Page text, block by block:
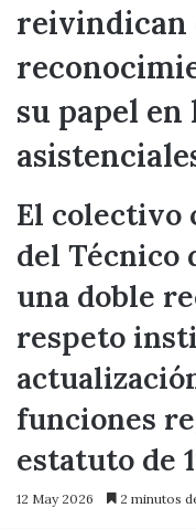
reivindican
su papel en
El colectivo
del Técnico
una doble
respeto
funciones
estatuto de
12 May 2026 2 minutos